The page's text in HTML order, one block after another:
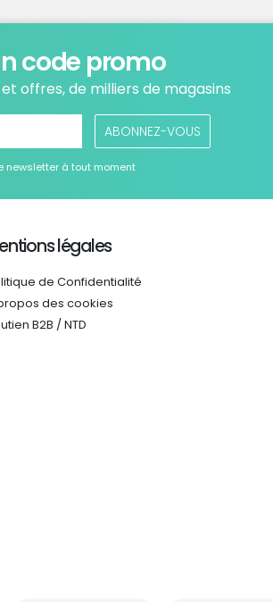
code promo
offres, de milliers de magasins
ABONNEZ-VOUS
newsletter à tout moment
légales
de Confidentialité
des cookies
B2B / NTD